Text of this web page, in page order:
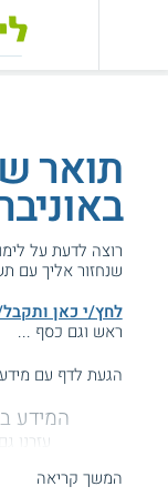
תואר
רוצה לדעת על
שנחזור אליך עם
לחץ/י כאן
ראש וגם כסף ...
הגעת לדף עם
המידע באתר
עזרנו
המשך קריאה